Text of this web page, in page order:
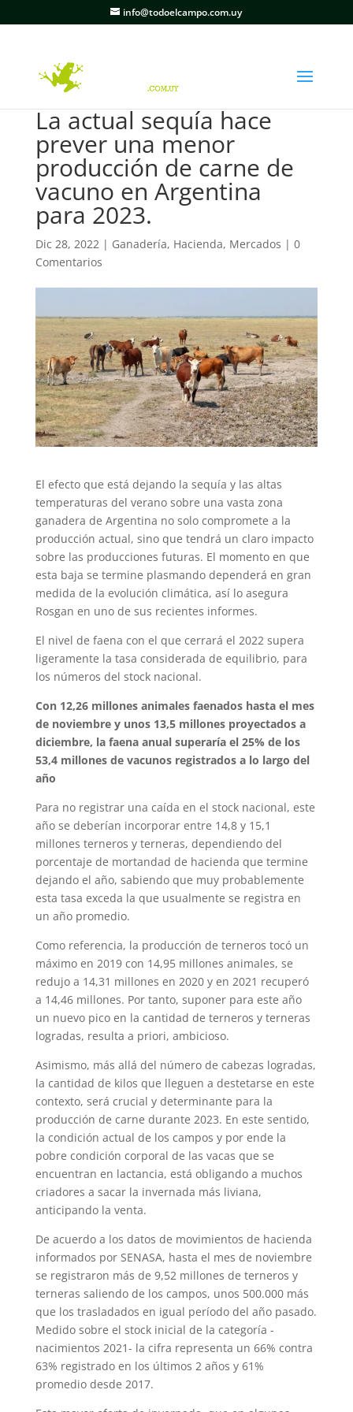
info@todoelcampo.com.uy
La actual sequía hace
prever una menor
producción de carne de
vacuno en Argentina
para 2023.
Dic 28, 2022| Ganadería, Hacienda, Mercados | 0
Comentarios
El efecto que está dejando la sequía y las altas
temperaturas del verano sobre una vasta zona
ganadera de Argentina no solo compromete a la
producción actual, sino que tendrá un claro impacto
sobre las producciones futuras. El momento en que
esta baja se termine plasmando dependerá en gran
medida de la evolución climática, así lo asegura
Rosgan en uno de sus recientes informes.
El nivel de faena con el que cerrará el 2022 supera
ligeramente la tasa considerada de equilibrio, para
los números del stock nacional.
Con 12,26 millones animales faenados hasta el mes
de noviembre y unos 13,5 millones proyectados a
diciembre, la faena anual superaría el 25% de los
53,4 millones de vacunos registrados a lo largo del
año
Para no registrar una caída en el stock nacional, este
año se deberían incorporar entre 14,8 y 15,1
millones terneros y terneras, dependiendo del
porcentaje de mortandad de hacienda que termine
dejando el año, sabiendo que muy probablemente
esta tasa exceda la que usualmente se registra en
un año promedio.
Como referencia, la producción de terneros tocó un
máximo en 2019 con 14,95 millones animales, se
redujo a 14,31 millones en 2020 y en 2021 recuperó
a 14,46 millones. Por tanto, suponer para este año
un nuevo pico en la cantidad de terneros y terneras
logradas, resulta a priori, ambicioso.
Asimismo, más allá del número de cabezas logradas,
la cantidad de kilos que lleguen a destetarse en este
contexto, será crucial y determinante para la
producción de carne durante 2023. En este sentido,
la condición actual de los campos y por ende la
pobre condición corporal de las vacas que se
encuentran en lactancia, está obligando a muchos
criadores a sacar la invernada más liviana,
anticipando la venta.
De acuerdo a los datos de movimientos de hacienda
informados por SENASA, hasta el mes de noviembre
se registraron más de 9,52 millones de terneros y
terneras saliendo de los campos, unos 500.000 más
que los trasladados en igual período del año pasado.
Medido sobre el stock inicial de la categoría -
nacimientos 2021- la cifra representa un 66% contra
63% registrado en los últimos 2 años y 61%
promedio desde 2017.